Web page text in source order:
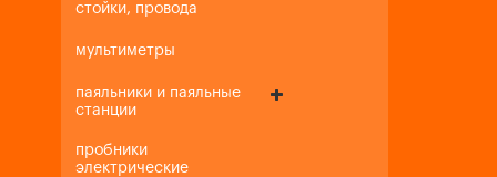
стойки, провода
мультиметры
паяльники и паяльные
станции
пробники
электрические